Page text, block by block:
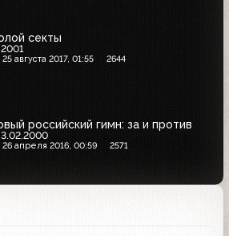
секты
2001
25 августа 2017, 01:55 2644
российский гимн: за и против
3.02.2000
26 апреля 2016, 00:59 2571